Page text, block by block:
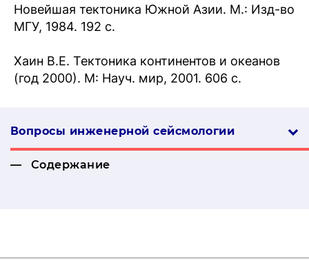
Новейшая тектоника Южной Азии. М.: Изд-во
МГУ, 1984. 192 с.
Хаин В.Е. Тектоника континентов и океанов
(год 2000). М: Науч. мир, 2001. 606 с.
Вопросы инженерной сей­смо­логии
Содержание